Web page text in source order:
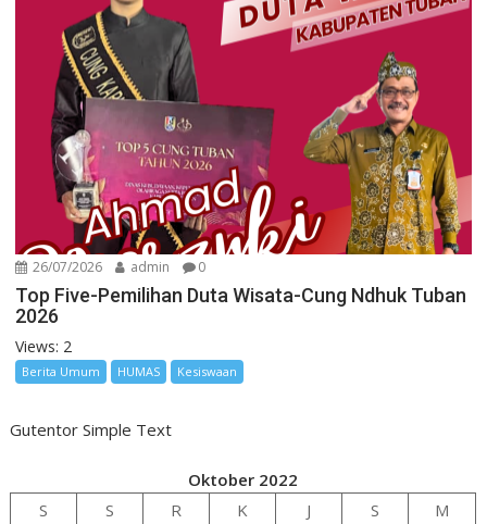
26/07/2026 admin 0
Top Five-Pemilihan Duta Wisata-Cung Ndhuk Tuban
2026
Views: 2
Berita Umum HUMAS Kesiswaan
Gutentor Simple Text
Oktober 2022
S
S R K J S
M